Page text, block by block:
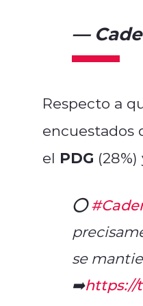
—
Respecto a
el PDG (28%)
⭕️
se
➡️https://